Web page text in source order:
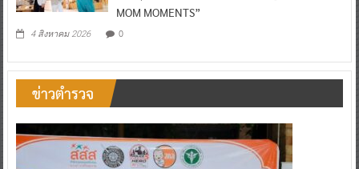
MOM MOMENTS”
4 สิงหาคม 2026 0
ข่าวตำรวจ